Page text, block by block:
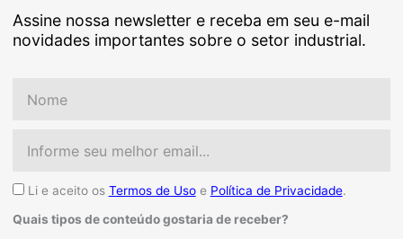
Assine nossa newsletter e receba em seu e-mail
novidades importantes sobre o setor industrial.
AceiteLi e aceito os Termos de Usoe Política de Privacidade.
Quais tipos de conteúdo gostaria de receber?